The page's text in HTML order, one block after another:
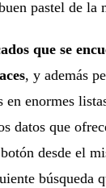
pastel de la
que se
, y además
en enormes
datos que
desde el